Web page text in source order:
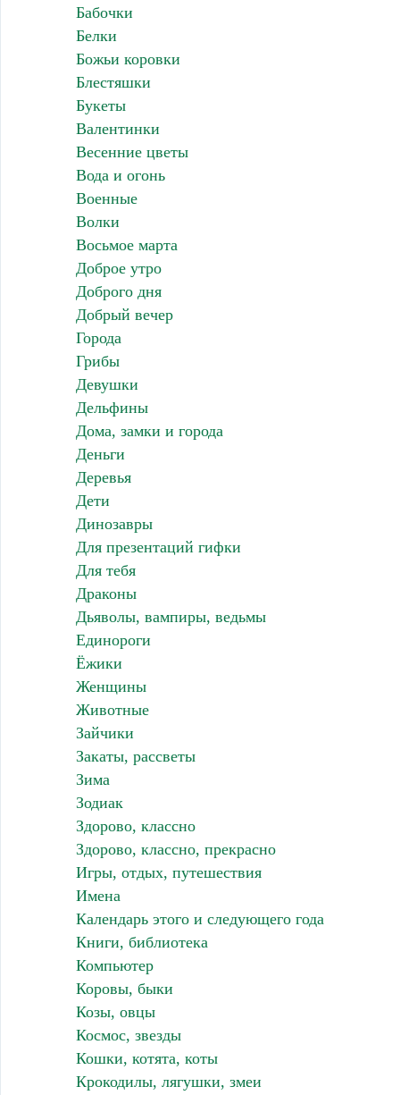
Бабочки
Белки
Божьи коровки
Блестяшки
Букеты
Валентинки
Весенние цветы
Вода и огонь
Военные
Волки
Восьмое марта
Доброе утро
Доброго дня
Добрый вечер
Города
Грибы
Девушки
Дельфины
Дома, замки и города
Деньги
Деревья
Дети
Динозавры
Для презентаций гифки
Для тебя
Драконы
Дьяволы, вампиры, ведьмы
Единороги
Ёжики
Женщины
Животные
Зайчики
Закаты, рассветы
Зима
Зодиак
Здорово, классно
Здорово, классно, прекрасно
Игры, отдых, путешествия
Имена
Календарь этого и следующего года
Книги, библиотека
Компьютер
Коровы, быки
Козы, овцы
Космос, звезды
Кошки, котята, коты
Крокодилы, лягушки, змеи